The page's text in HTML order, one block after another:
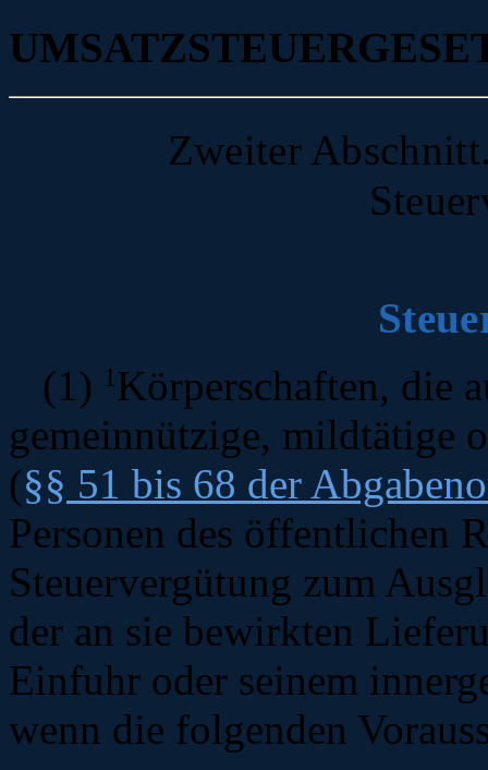
Zweiter
(1) 1 Körperschaften, die
gemeinnützige, mildtätige
(§§ 51 bis 68 der
Personen des öffentlichen
Steuervergütung zum
der an sie bewirkten
Einfuhr oder seinem
wenn die folgenden